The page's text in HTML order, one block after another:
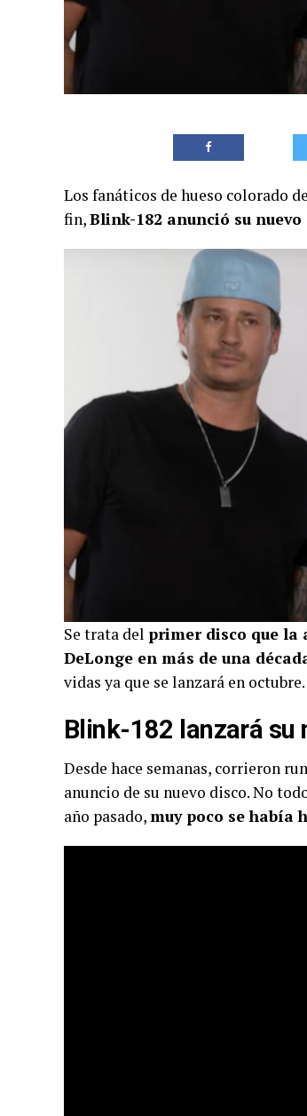
Los fanáticos de hueso colorado
fin,Blink-182 anunció su nuevo
Se trata del primer disco que la
DeLonge en más de una
vidas ya que se lanzará en
Blink-182 lanzará su
Desde hace semanas, corrieron
anuncio de su nuevo disco. No
año pasado,muy poco se había